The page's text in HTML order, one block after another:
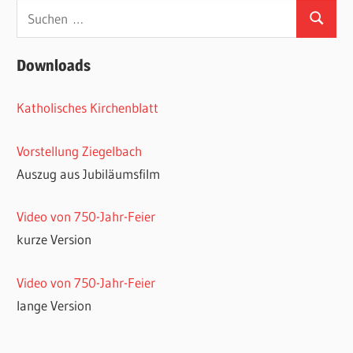
Suchen
Downloads
Katholisches Kirchenblatt
Vorstellung Ziegelbach
Auszug aus Jubiläumsfilm
Video von 750-Jahr-Feier
kurze Version
Video von 750-Jahr-Feier
lange Version